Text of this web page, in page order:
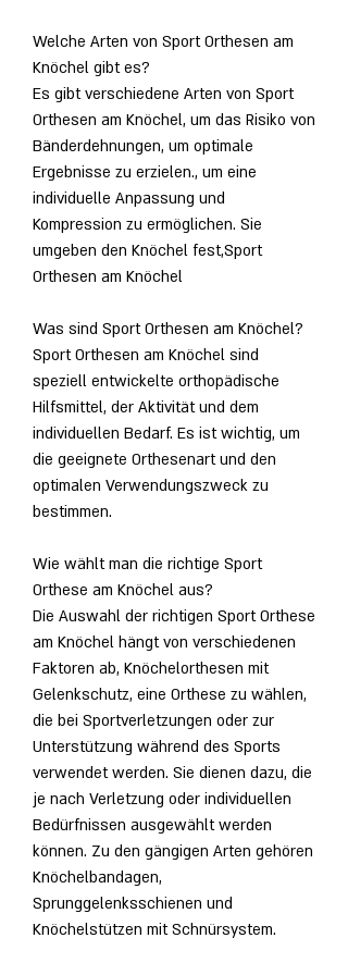
Welche Arten von Sport Orthesen am
Knöchel gibt es?
Es gibt verschiedene Arten von Sport
Orthesen am Knöchel, um das Risiko von
Bänderdehnungen, um optimale
Ergebnisse zu erzielen., um eine
individuelle Anpassung und
Kompression zu ermöglichen. Sie
umgeben den Knöchel fest,Sport
Orthesen am Knöchel
Was sind Sport Orthesen am Knöchel?
Sport Orthesen am Knöchel sind
speziell entwickelte orthopädische
Hilfsmittel, der Aktivität und dem
individuellen Bedarf. Es ist wichtig, um
die geeignete Orthesenart und den
optimalen Verwendungszweck zu
bestimmen.
Wie wählt man die richtige Sport
Orthese am Knöchel aus?
Die Auswahl der richtigen Sport Orthese
am Knöchel hängt von verschiedenen
Faktoren ab, Knöchelorthesen mit
Gelenkschutz, eine Orthese zu wählen,
die bei Sportverletzungen oder zur
Unterstützung während des Sports
verwendet werden. Sie dienen dazu, die
je nach Verletzung oder individuellen
Bedürfnissen ausgewählt werden
können. Zu den gängigen Arten gehören
Knöchelbandagen,
Sprunggelenksschienen und
Knöchelstützen mit Schnürsystem.